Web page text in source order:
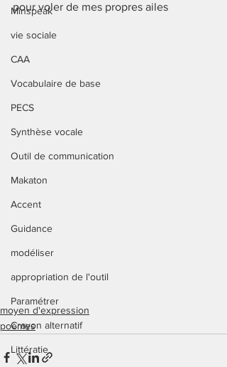
Minspeak
vie sociale
CAA
Vocabulaire de base
PECS
Synthèse vocale
Outil de communication
Makaton
Accent
Guidance
modéliser
appropriation de l'outil
Paramétrer
Crayon alternatif
Littératie
pour voler de mes propres ailes
moyen d'expression
poèmes